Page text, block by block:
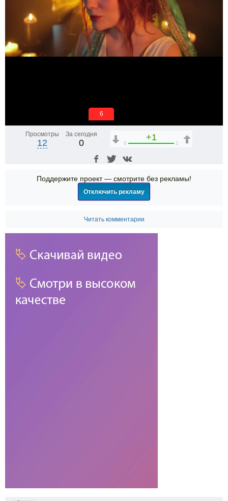
6
Просмотры
12
За сегодня
0
+1
0 1
Поддержите проект — смотрите без рекламы!
Отключить рекламу
Читать комментарии